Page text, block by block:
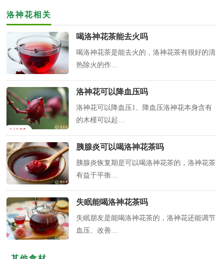
洛神花相关
喝洛神花茶能去火吗
喝洛神花茶是能去火的，洛神花茶有很好的清
热除火的作…
洛神花可以降血压吗
洛神花可以降血压1、降血压洛神花本身含有
的木槿可以起…
胰腺炎可以喝洛神花茶吗
胰腺炎恢复期是可以喝洛神花茶的，洛神花茶
有益于平衡…
失眠能喝洛神花茶吗
失眠朋友是能喝洛神花茶的，洛神花还能调节
血压、改善…